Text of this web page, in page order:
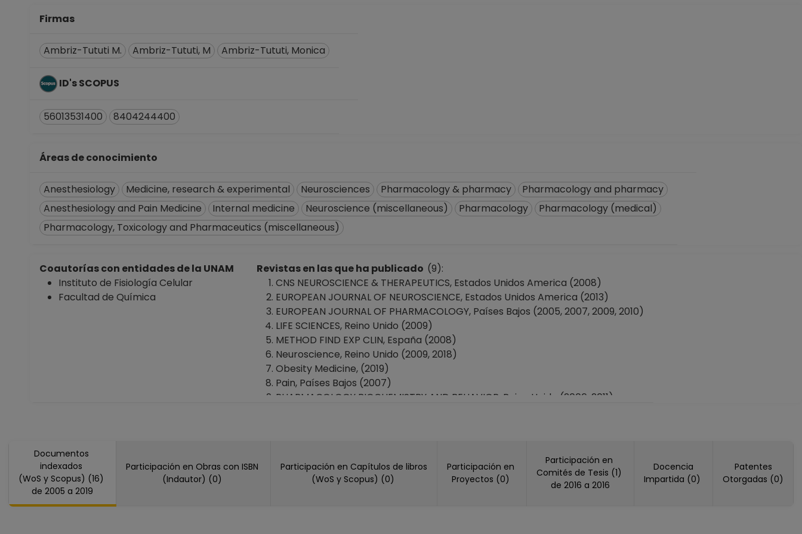
Firmas
Ambriz-Tututi M. Ambriz-Tututi, M Ambriz-Tututi, Monica
ID's SCOPUS
56013531400 8404244400
Áreas de conocimiento
Anesthesiology Medicine, research & experimental Neurosciences Pharmacology & pharmacy
Pharmacology and pharmacy
Anesthesiology and Pain Medicine
Internal medicine Neuroscience (miscellaneous) Pharmacology
Pharmacology (medical)
Pharmacology, Toxicology and Pharmaceutics (miscellaneous)
Coautorías con entidades de la UNAM
Instituto de Fisiología Celular
Facultad de Química
Revistas en las que ha publicado (9):
CNS NEUROSCIENCE & THERAPEUTICS, Estados Unidos America (2008)
EUROPEAN JOURNAL OF NEUROSCIENCE, Estados Unidos America (2013)
EUROPEAN JOURNAL OF PHARMACOLOGY, Países Bajos (2005, 2007, 2009, 2010)
LIFE SCIENCES, Reino Unido (2009)
METHOD FIND EXP CLIN, España (2008)
Neuroscience, Reino Unido (2009, 2018)
Obesity Medicine, (2019)
Pain, Países Bajos (2007)
PHARMACOLOGY BIOCHEMISTRY AND BEHAVIOR, Reino Unido (2006, 2011)
Documentos
indexados
(WoS y Scopus) (16)
de 2005 a 2019
Participación en Obras con ISBN
(Indautor) (0)
Participación en Capítulos de libros
(WoS y Scopus) (0)
Participación en
Proyectos (0)
Participación en
Comités de Tesis (1)
de 2016 a 2016
Docencia
Impartida (0)
Patentes
Otorgadas (0)